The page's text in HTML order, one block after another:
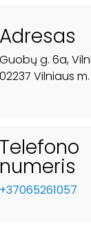
Adresas
Guobų g. 6a,
02237 Vilniaus
Telefono
numeris
+37065261057